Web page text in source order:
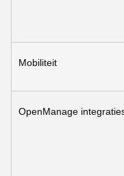
Mobiliteit
OpenManage